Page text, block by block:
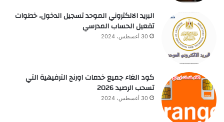
البريد الالكتروني الموحد تسجيل الدخول، خطوات
تفعيل الحساب المدرسي
30 أغسطس، 2024
كود الغاء جميع خدمات اورنج الترفيهية التي
تسحب الرصيد 2026
30 أغسطس، 2024